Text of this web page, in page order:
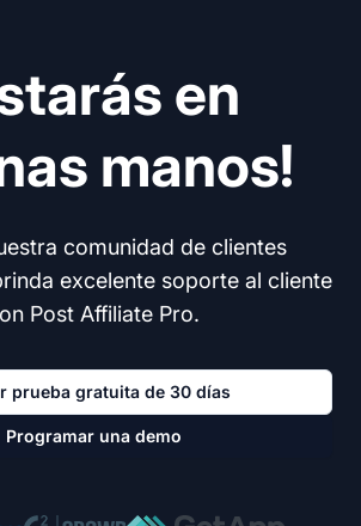
en
manos!
comunidad de clientes
excelente soporte al cliente
Post Affiliate Pro.
prueba gratuita de 30 días
Programar una demo